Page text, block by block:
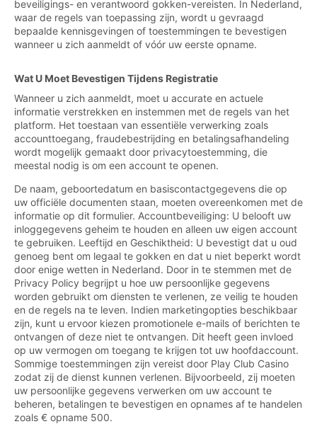
beveiligings- en verantwoord gokken-vereisten. In Nederland,
waar de regels van toepassing zijn, wordt u gevraagd
bepaalde kennisgevingen of toestemmingen te bevestigen
wanneer u zich aanmeldt of vóór uw eerste opname.
Wat U Moet Bevestigen Tijdens Registratie
Wanneer u zich aanmeldt, moet u accurate en actuele
informatie verstrekken en instemmen met de regels van het
platform. Het toestaan van essentiële verwerking zoals
accounttoegang, fraudebestrijding en betalingsafhandeling
wordt mogelijk gemaakt door privacytoestemming, die
meestal nodig is om een account te openen.
De naam, geboortedatum en basiscontactgegevens die op
uw officiële documenten staan, moeten overeenkomen met de
informatie op dit formulier. Accountbeveiliging: U belooft uw
inloggegevens geheim te houden en alleen uw eigen account
te gebruiken. Leeftijd en Geschiktheid: U bevestigt dat u oud
genoeg bent om legaal te gokken en dat u niet beperkt wordt
door enige wetten in Nederland. Door in te stemmen met de
Privacy Policy begrijpt u hoe uw persoonlijke gegevens
worden gebruikt om diensten te verlenen, ze veilig te houden
en de regels na te leven. Indien marketingopties beschikbaar
zijn, kunt u ervoor kiezen promotionele e-mails of berichten te
ontvangen of deze niet te ontvangen. Dit heeft geen invloed
op uw vermogen om toegang te krijgen tot uw hoofdaccount.
Sommige toestemmingen zijn vereist door Play Club Casino
zodat zij de dienst kunnen verlenen. Bijvoorbeeld, zij moeten
uw persoonlijke gegevens verwerken om uw account te
beheren, betalingen te bevestigen en opnames af te handelen
zoals € opname 500.